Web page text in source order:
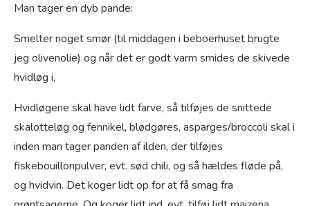
Man tager en dyb pande:
Smelter noget smør (til middagen i beboerhuset brugte
jeg olivenolie) og når det er godt varm smides de skivede
hvidløg i,
Hvidløgene skal have lidt farve, så tilføjes de snittede
skalotteløg og fennikel, blødgøres, asparges/broccoli skal i
inden man tager panden af ilden, der tilføjes
fiskebouillonpulver, evt. sød chili, og så hældes fløde på,
og hvidvin. Det koger lidt op for at få smag fra